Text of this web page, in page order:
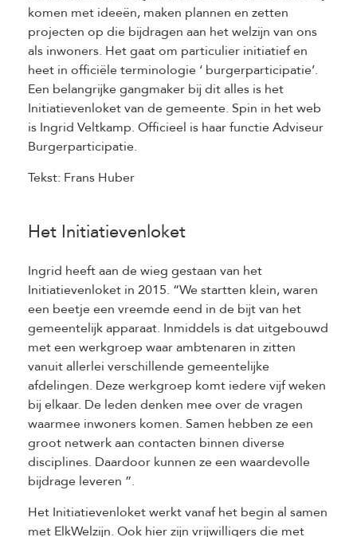
komen met ideeën, maken plannen en zetten
projecten op die bijdragen aan het welzijn van ons
als inwoners. Het gaat om particulier initiatief en
heet in officiële terminologie ‘ burgerparticipatie’.
Een belangrijke gangmaker bij dit alles is het
Initiatievenloket van de gemeente. Spin in het web
is Ingrid Veltkamp. Officieel is haar functie Adviseur
Burgerparticipatie.
Tekst: Frans Huber
Het Initiatievenloket
Ingrid heeft aan de wieg gestaan van het
Initiatievenloket in 2015. “We startten klein, waren
een beetje een vreemde eend in de bijt van het
gemeentelijk apparaat. Inmiddels is dat uitgebouwd
met een werkgroep waar ambtenaren in zitten
vanuit allerlei verschillende gemeentelijke
afdelingen. Deze werkgroep komt iedere vijf weken
bij elkaar. De leden denken mee over de vragen
waarmee inwoners komen. Samen hebben ze een
groot netwerk aan contacten binnen diverse
disciplines. Daardoor kunnen ze een waardevolle
bijdrage leveren ”.
Het Initiatievenloket werkt vanaf het begin al samen
met ElkWelzijn. Ook hier zijn vrijwilligers die met